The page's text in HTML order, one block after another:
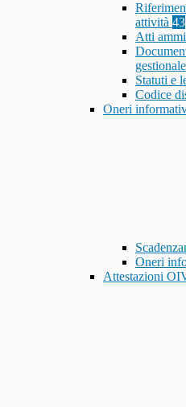
attività 43
Atti
gestionale
Statuti e
Codice
Oneri
Oneri
Attestazioni